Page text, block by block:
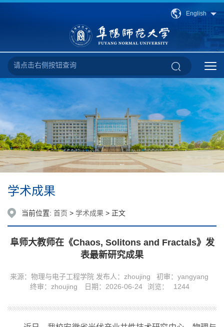
English
学术成果
当前位置: 首页 > 学术成果 > 正文
阜师大教师在《Chaos, Solitons and Fractals》发
表最新研究成果
来源：物理与电子工程学院 发布人：zhoujing
初审：yangyang
终审：zhoujing
日期：2026-06-24 浏览： 1244